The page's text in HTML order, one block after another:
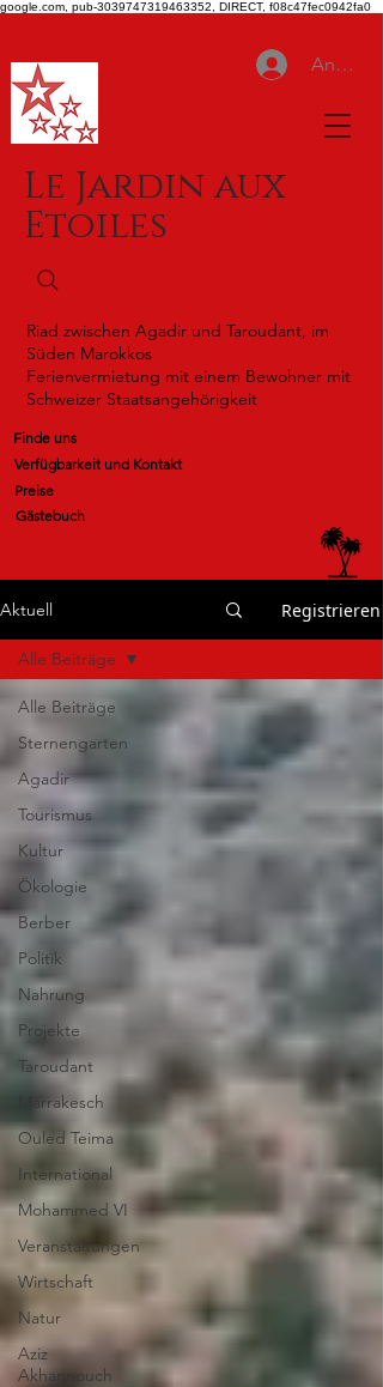
google.com, pub-3039747319463352, DIRECT, f08c47fec0942fa0
Le Jardin aux
Etoiles
Riad zwischen Agadir und Taroudant, im
Süden Marokkos
Ferienvermietung mit einem Bewohner mit
Schweizer Staatsangehörigkeit
Finde uns
Verfügbarkeit und Kontakt
Preise
Gästebuch
Aktuell Registrieren
Alle Beiträge
Sternengarten
Agadir
Tourismus
Kultur
Ökologie
Berber
Politik
Nahrung
Projekte
Taroudant
Marrakesch
Ouled Teima
International
Mohammed VI
Veranstaltungen
Wirtschaft
Natur
Aziz
Akhannouch
Alle Beiträge